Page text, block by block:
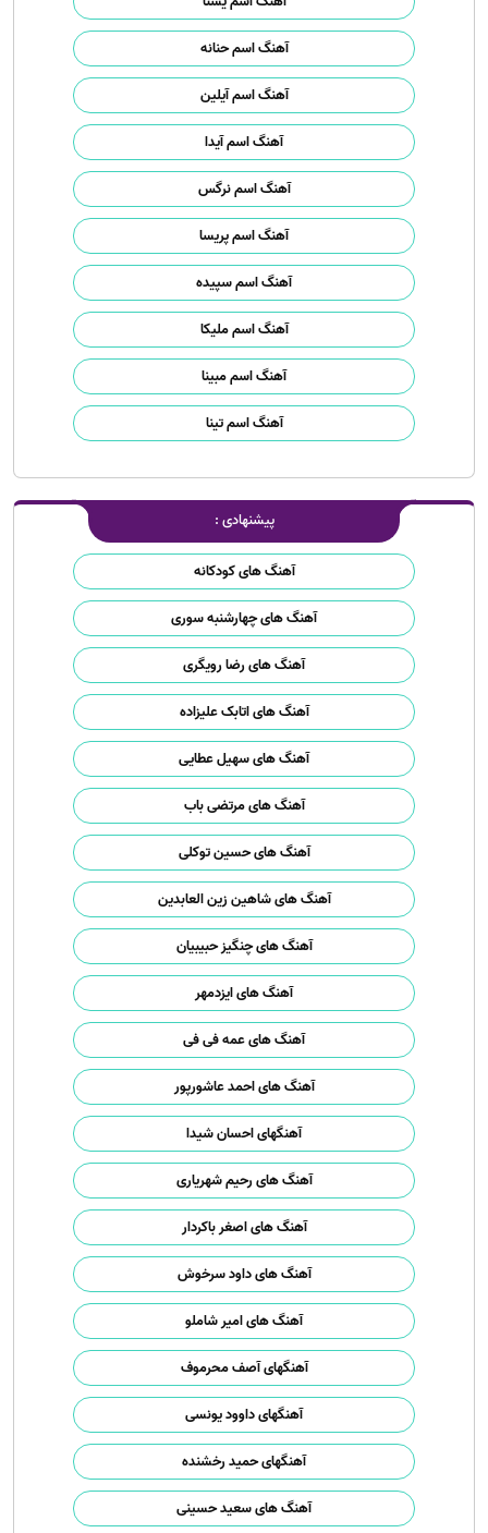
آهنگ اسم حنانه
آهنگ اسم آیلین
آهنگ اسم آیدا
آهنگ اسم نرگس
آهنگ اسم پریسا
آهنگ اسم سپیده
آهنگ اسم ملیکا
آهنگ اسم مبینا
آهنگ اسم تینا
پیشنهادی :
آهنگ های کودکانه
آهنگ های چهارشنبه سوری
آهنگ های رضا رویگری
آهنگ های اتابک علیزاده
آهنگ های سهیل عطایی
آهنگ های مرتضی باب
آهنگ های حسین توکلی
آهنگ های شاهین زین العابدین
آهنگ های چنگیز حبیبیان
آهنگ های ایزدمهر
آهنگ های عمه فی فی
آهنگ های احمد عاشورپور
آهنگهای احسان شیدا
آهنگ های رحیم شهریاری
آهنگ های اصغر باکردار
آهنگ های داود سرخوش
آهنگ های امیر شاملو
آهنگهای آصف محرموف
آهنگهای داوود یونسی
آهنگهای حمید رخشنده
آهنگ های سعید حسینی